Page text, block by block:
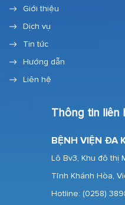
Giới thiệu
Dịch vụ
Tin tức
Hướng dẫn
Liên hệ
Thông tin liên
BỆNH VIỆN ĐA
Lô Bv3, Khu đô thị
Tỉnh Khánh Hòa,
Hotline: (0258)